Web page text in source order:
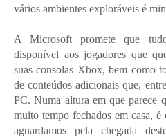
vários ambientes exploráveis é
A Microsoft promete que
disponível aos jogadores que
suas consolas Xbox, bem como
de conteúdos adicionais que,
PC. Numa altura em que parece
muito tempo fechados em casa, é
aguardamos pela chegada